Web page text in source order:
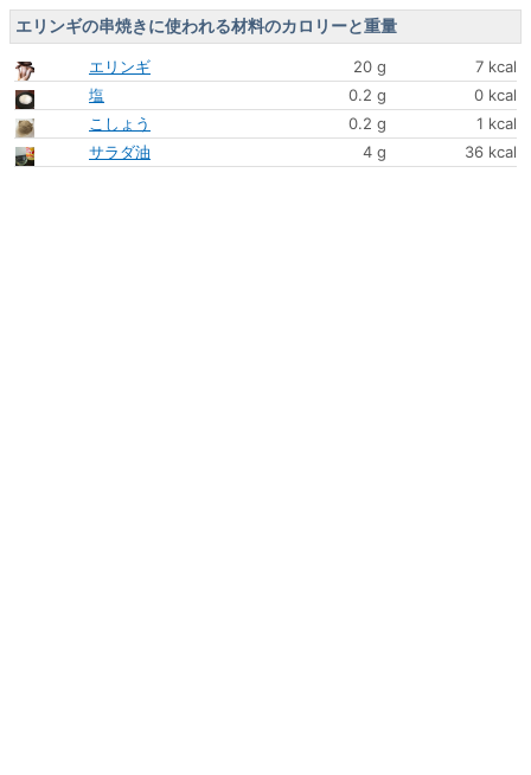
エリンギの串焼きに使われる材料のカロリーと重量
エリンギ 20 g
7 kcal
塩
0.2 g
0 kcal
こしょう
0.2 g
1 kcal
サラダ油
4 g 36 kcal